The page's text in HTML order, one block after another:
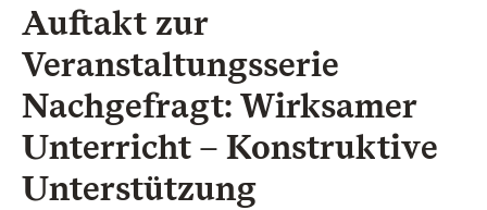
Auftakt zur
Veranstaltungsserie
Nachgefragt: Wirksamer
Unterricht – Konstruktive
Unterstützung